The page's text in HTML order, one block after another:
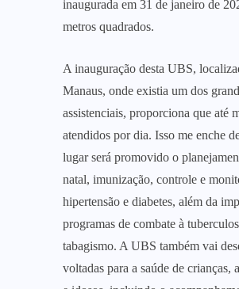
inaugurada em 31 de janeiro de
metros quadrados.
A inauguração desta UBS,
Manaus, onde existia um dos
assistenciais, proporciona que até
atendidos por dia. Isso me enche
lugar será promovido o
natal, imunização, controle e
hipertensão e diabetes, além da
programas de combate à
tabagismo. A UBS também vai
voltadas para a saúde de crianças,